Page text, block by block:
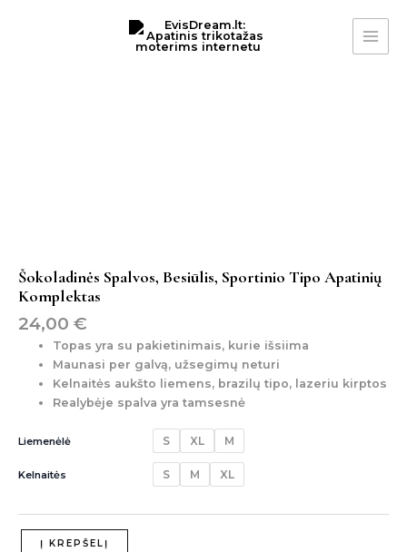
Šokoladinės Spalvos, Besiūlis, Sportinio Tipo Apatinių
Komplektas
24,00 €
Topas yra su pakietinimais, kurie išsiima
Maunasi per galvą, užsegimų neturi
Kelnaitės aukšto liemens, brazilų tipo, lazeriu kirptos
Realybėje spalva yra tamsesnė
Liemenėlė S XL M
Kelnaitės S M XL
Į KREPŠELĮ